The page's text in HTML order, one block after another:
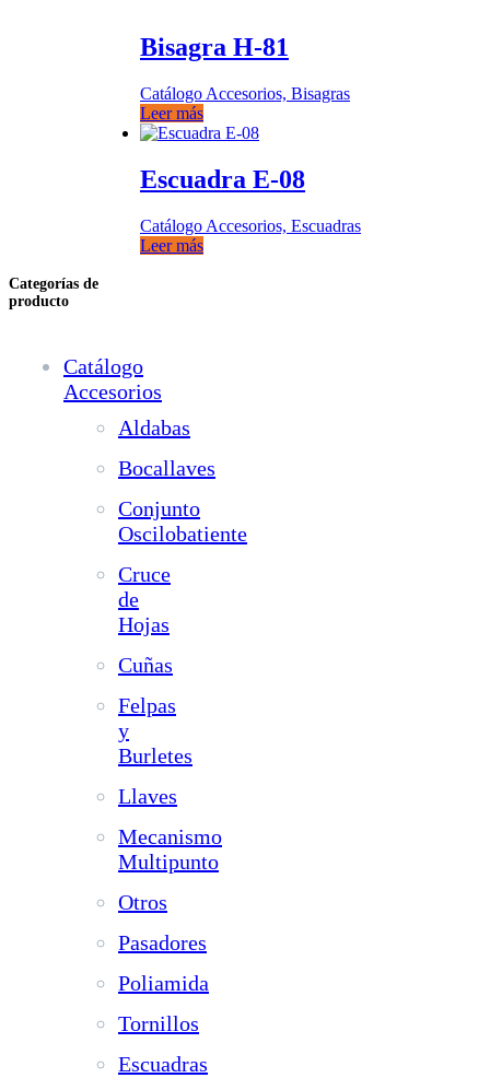
Bisagra H-81
Catálogo Accesorios, Bisagras
Leer más
Escuadra E-08
Catálogo Accesorios, Escuadras
Leer más
Categorías de
producto
Catálogo
Accesorios
Aldabas
Bocallaves
Conjunto
Oscilobatiente
Cruce
de
Hojas
Cuñas
Felpas
y
Burletes
Llaves
Mecanismo
Multipunto
Otros
Pasadores
Poliamida
Tornillos
Escuadras